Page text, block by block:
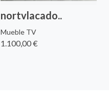
nortvlacado..
Mueble TV
1.100,00 €